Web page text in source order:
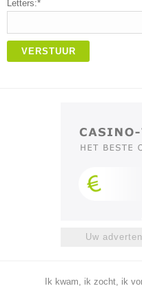
Letters:*
VERSTUUR
Uw
Ik kwam, ik zocht, ik